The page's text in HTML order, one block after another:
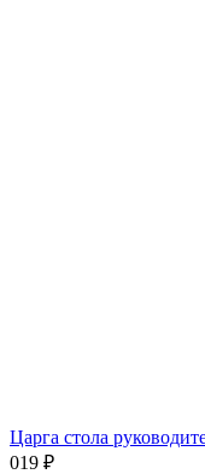
Царга стола
019 ₽